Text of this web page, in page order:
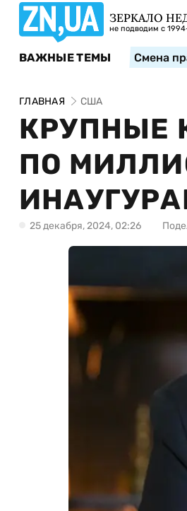
ЗЕРКАЛО
не подводим с
ВАЖНЫЕ ТЕМЫ Смена
ГЛАВНАЯ США
КРУПНЫЕ
ПО
25 декабря, 2024, 02:26